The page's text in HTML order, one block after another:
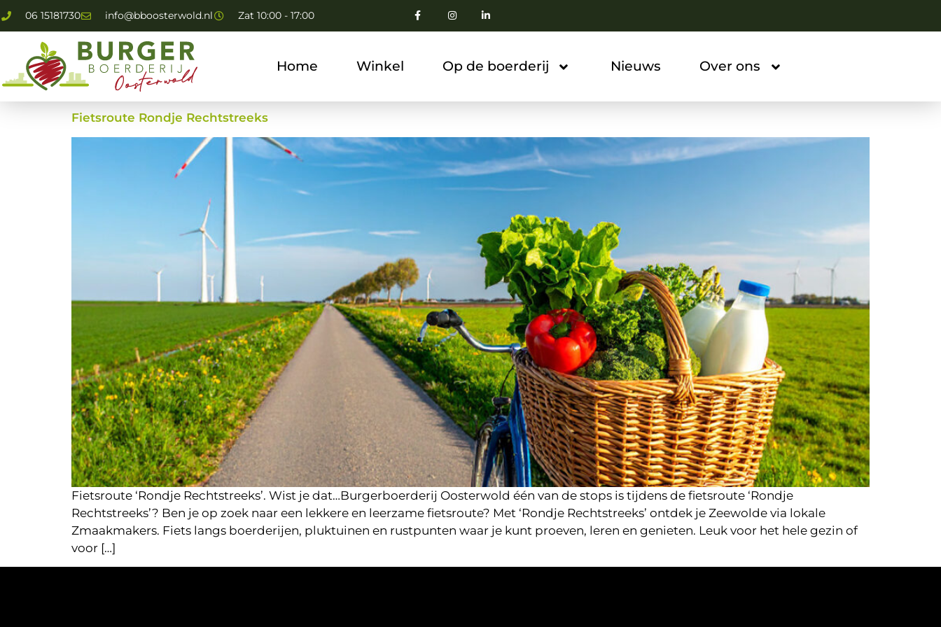
06 15181730 info@bboosterwold.nl Zat 10:00 - 17:00
Home Winkel Op de boerderij Nieuws Over ons
Fietsroute Rondje Rechtstreeks
Fietsroute ‘Rondje Rechtstreeks’. Wist je dat…Burgerboerderij Oosterwold één van de stops is tijdens de fietsroute ‘Rondje
Rechtstreeks’? Ben je op zoek naar een lekkere en leerzame fietsroute? Met ‘Rondje Rechtstreeks’ ontdek je Zeewolde via lokale
Zmaakmakers. Fiets langs boerderijen, pluktuinen en rustpunten waar je kunt proeven, leren en genieten. Leuk voor het hele gezin of
voor […]